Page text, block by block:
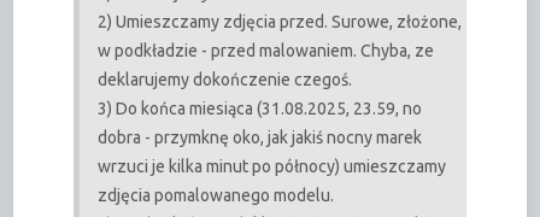
2) Umieszczamy zdjęcia przed. Surowe, złożone,
w podkładzie - przed malowaniem. Chyba, ze
deklarujemy dokończenie czegoś.
3) Do końca miesiąca (31.08.2025, 23.59, no
dobra - przymknę oko, jak jakiś nocny marek
wrzuci je kilka minut po północy) umieszczamy
zdjęcia pomalowanego modelu.